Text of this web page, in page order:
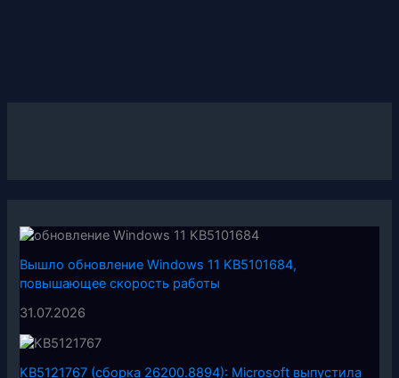
Вышло обновление Windows 11 KB5101684,
повышающее скорость работы
31.07.2026
KB5121767 (сборка 26200.8894): Microsoft выпустила